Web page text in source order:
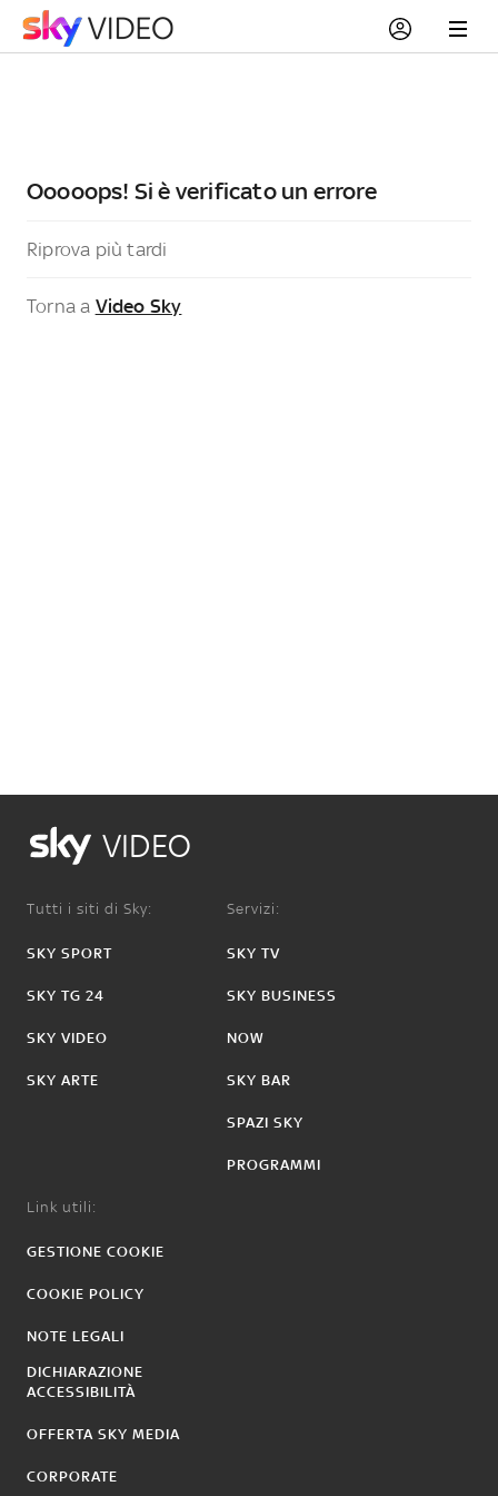
Ooooops! Si è verificato un errore
Riprova più tardi
Torna a Video Sky
VIDEO
Tutti i siti di Sky:
SKY SPORT
SKY TG 24
SKY VIDEO
SKY ARTE
Servizi:
SKY TV
SKY BUSINESS
NOW
SKY BAR
SPAZI SKY
PROGRAMMI
Link utili:
GESTIONE COOKIE
COOKIE POLICY
NOTE LEGALI
DICHIARAZIONE
ACCESSIBILITÀ
OFFERTA SKY MEDIA
CORPORATE